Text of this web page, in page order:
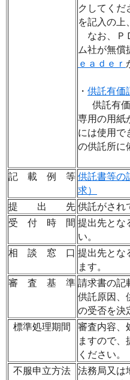
クしてくだ
を記入の上
なお
Ｐ
ム社が無償
ｅａｄｅｒ
・ 供託有価
供託有価
専用の用紙
には使用で
の供託所に
記 載 例 等 供託書等の
求）
提 出 先 供託がされ
受 付 時 間 提出先とな
い。
相 談 窓 口 提出先とな
ます。
審 査 基 準 請求書の記
供託原因
の受否を決
標準処理期間
審査内容
ますので
ください。
不服申立方法
法務局又は